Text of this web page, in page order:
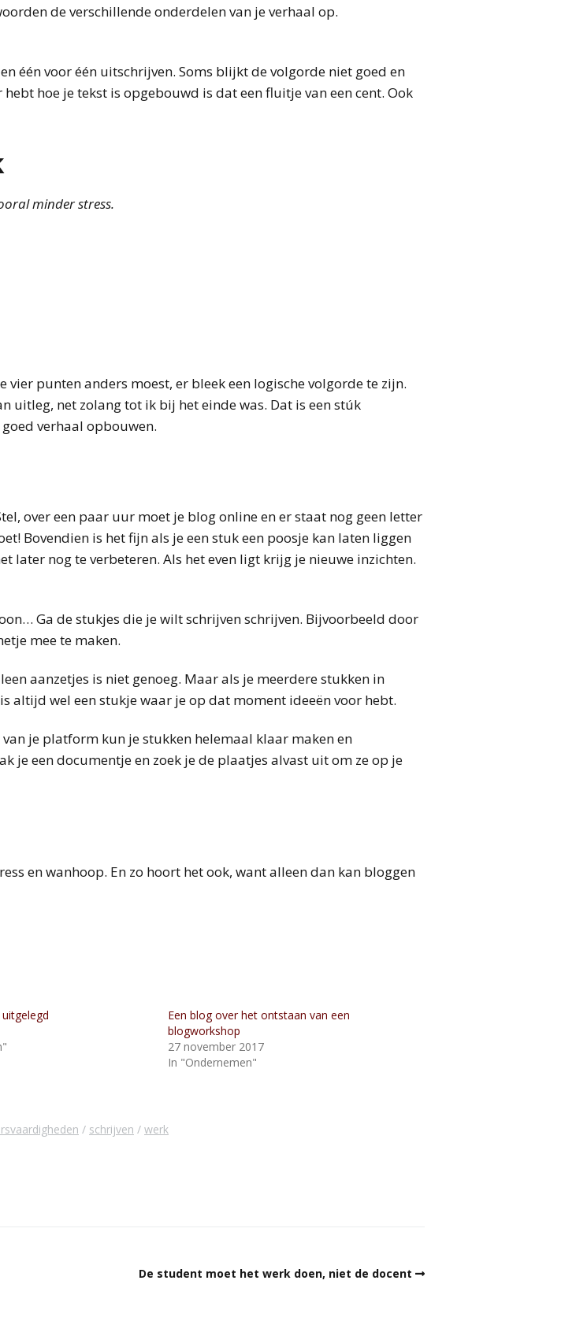
de verschillende onderdelen van je verhaal op.
één voor één uitschrijven. Soms blijkt de volgorde niet goed en
hoe je tekst is opgebouwd is dat een fluitje van een cent. Ook
minder stress.
punten anders moest, er bleek een logische volgorde te zijn.
uitleg, net zolang tot ik bij het einde was. Dat is een stúk
verhaal opbouwen.
over een paar uur moet je blog online en er staat nog geen letter
Bovendien is het fijn als je een stuk een poosje kan laten liggen
later nog te verbeteren. Als het even ligt krijg je nieuwe inzichten.
Ga de stukjes die je wilt schrijven schrijven. Bijvoorbeeld door
mee te maken.
aanzetjes is niet genoeg. Maar als je meerdere stukken in
altijd wel een stukje waar je op dat moment ideeën voor hebt.
je platform kun je stukken helemaal klaar maken en
je een documentje en zoek je de plaatjes alvast uit om ze op je
en wanhoop. En zo hoort het ook, want alleen dan kan bloggen
Een blog over het ontstaan van een
blogworkshop
27 november 2017
In "Ondernemen"
schrijven werk
De student moet het werk doen, niet de docent